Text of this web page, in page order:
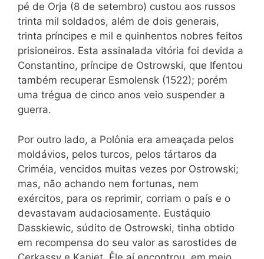
pé de Orja (8 de setembro) custou aos russos
trinta mil soldados, além de dois generais,
trinta príncipes e mil e quinhentos nobres feitos
prisioneiros. Esta assinalada vitória foi devida a
Constantino, príncipe de Ostrowski, que Ifentou
também recuperar Esmolensk (1522); porém
uma trégua de cinco anos veio suspender a
guerra.
Por outro lado, a Polônia era ameaçada pelos
moldávios, pelos turcos, pelos tártaros da
Criméia, vencidos muitas vezes por Ostrowski;
mas, não achando nem fortunas, nem
exércitos, para os reprimir, corriam o país e o
devastavam audaciosamente. Eustáquio
Dasskiewic, súdito de Ostrowski, tinha obtido
em recompensa do seu valor as sarostides de